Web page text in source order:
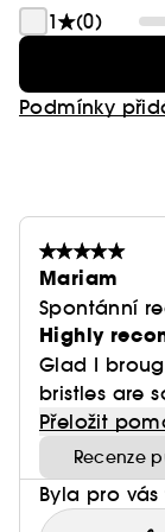
1
(0)
Podmínky
Mariam
Spontánní
Highly
Glad I
bristles are
Přeložit
Recenze
Byla pro